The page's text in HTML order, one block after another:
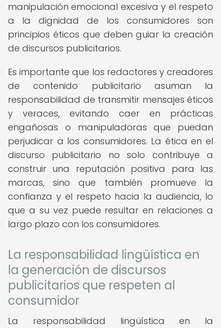
manipulación emocional excesiva y el respeto
a la dignidad de los consumidores son
principios éticos que deben guiar la creación
de discursos publicitarios.
Es importante que los redactores y creadores
de contenido publicitario asuman la
responsabilidad de transmitir mensajes éticos
y veraces, evitando caer en prácticas
engañosas o manipuladoras que puedan
perjudicar a los consumidores. La ética en el
discurso publicitario no solo contribuye a
construir una reputación positiva para las
marcas, sino que también promueve la
confianza y el respeto hacia la audiencia, lo
que a su vez puede resultar en relaciones a
largo plazo con los consumidores.
La responsabilidad lingüística en
la generación de discursos
publicitarios que respeten al
consumidor
La responsabilidad lingüística en la